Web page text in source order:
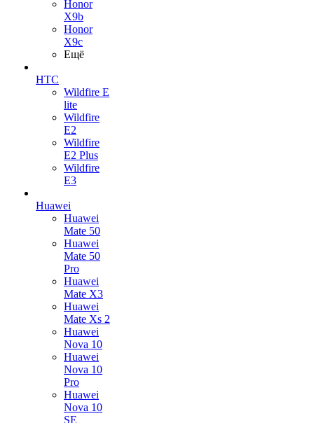
Honor
X9b
Honor
X9c
Ещё
HTC
Wildfire E
lite
Wildfire
E2
Wildfire
E2 Plus
Wildfire
E3
Huawei
Huawei
Mate 50
Huawei
Mate 50
Pro
Huawei
Mate X3
Huawei
Mate Xs 2
Huawei
Nova 10
Huawei
Nova 10
Pro
Huawei
Nova 10
SE